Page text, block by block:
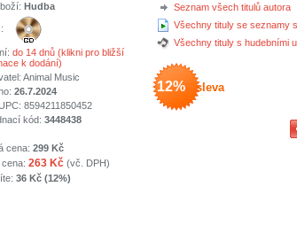
Seznam všech titulů autora
Všechny tituly se seznamy
Všechny tituly s hudebními
12% sleva
Hudba
do 14 dnů (klikni pro bližší
k dodání)
Animal Music
26.7.2024
8594211850452
kód: 3448438
cena: 299 Kč
263 Kč (vč. DPH)
36 Kč (12%)